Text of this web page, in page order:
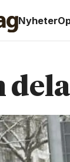
Nyheter